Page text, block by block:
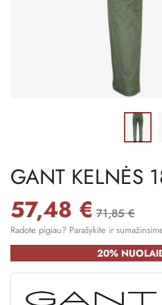
GANT KELNĖS
57,48 € 71,85 €
Radote pigiau? Parašykite ir
20%